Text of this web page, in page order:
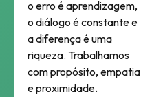
o erro é aprendizagem,
o diálogo é constante e
a diferença é uma
riqueza. Trabalhamos
com propósito, empatia
e proximidade.